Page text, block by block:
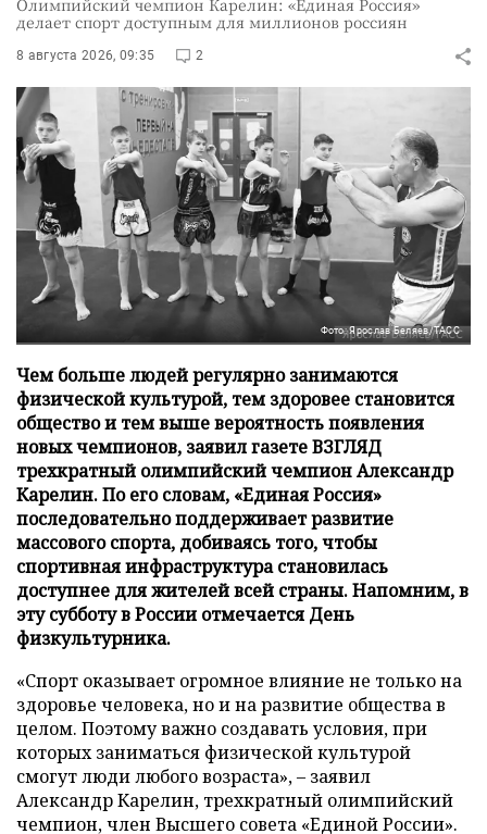
Олимпийский чемпион Карелин: «Единая Россия»
делает спорт доступным для миллионов россиян
8 августа 2026, 09:35 2
Фото: Ярослав Беляев/ТАСС
Чем больше людей регулярно занимаются
физической культурой, тем здоровее становится
общество и тем выше вероятность появления
новых чемпионов, заявил газете ВЗГЛЯД
трехкратный олимпийский чемпион Александр
Карелин. По его словам, «Единая Россия»
последовательно поддерживает развитие
массового спорта, добиваясь того, чтобы
спортивная инфраструктура становилась
доступнее для жителей всей страны. Напомним, в
эту субботу в России отмечается День
физкультурника.
«Спорт оказывает огромное влияние не только на
здоровье человека, но и на развитие общества в
целом. Поэтому важно создавать условия, при
которых заниматься физической культурой
смогут люди любого возраста», – заявил
Александр Карелин, трехкратный олимпийский
чемпион, член Высшего совета «Единой России».